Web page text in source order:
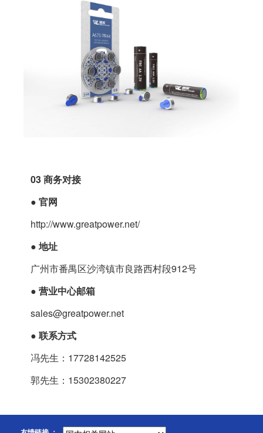
03商务对接
● 官网
http://www.greatpower.net/
● 地址
广州市番禺区沙湾镇市良路西村段912号
● 营业中心邮箱
sales@greatpower.net
● 联系方式
冯先生：17728142525
郭先生：15302380227